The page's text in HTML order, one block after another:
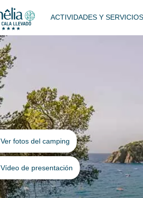
ACTIVIDADES Y SERVICIOS
Ver fotos del camping
Vídeo de presentación